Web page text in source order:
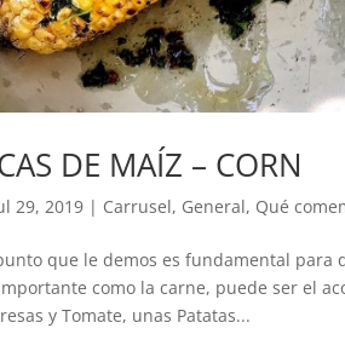
DE MAÍZ – CORN
29, 2019 | Carrusel, General, Qué
que le demos es fundamental para
como la carne, puede ser el
y Tomate, unas Patatas...